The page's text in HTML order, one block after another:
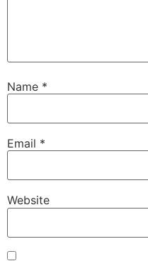
Name *
Email *
Website